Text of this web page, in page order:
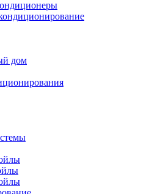
дом